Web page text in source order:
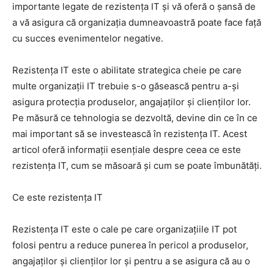
importante legate de rezistența IT și vă oferă o șansă de
a vă asigura că organizația dumneavoastră poate face față
cu succes evenimentelor negative.
Rezistența IT este o abilitate strategica cheie pe care
multe organizații IT trebuie s-o găsească pentru a-și
asigura protecția produselor, angajaților și clienților lor.
Pe măsură ce tehnologia se dezvoltă, devine din ce în ce
mai important să se investească în rezistența IT. Acest
articol oferă informații esențiale despre ceea ce este
rezistența IT, cum se măsoară și cum se poate îmbunătăți.
Ce este rezistența IT
Rezistența IT este o cale pe care organizațiile IT pot
folosi pentru a reduce punerea în pericol a produselor,
angajaților și clienților lor și pentru a se asigura că au o